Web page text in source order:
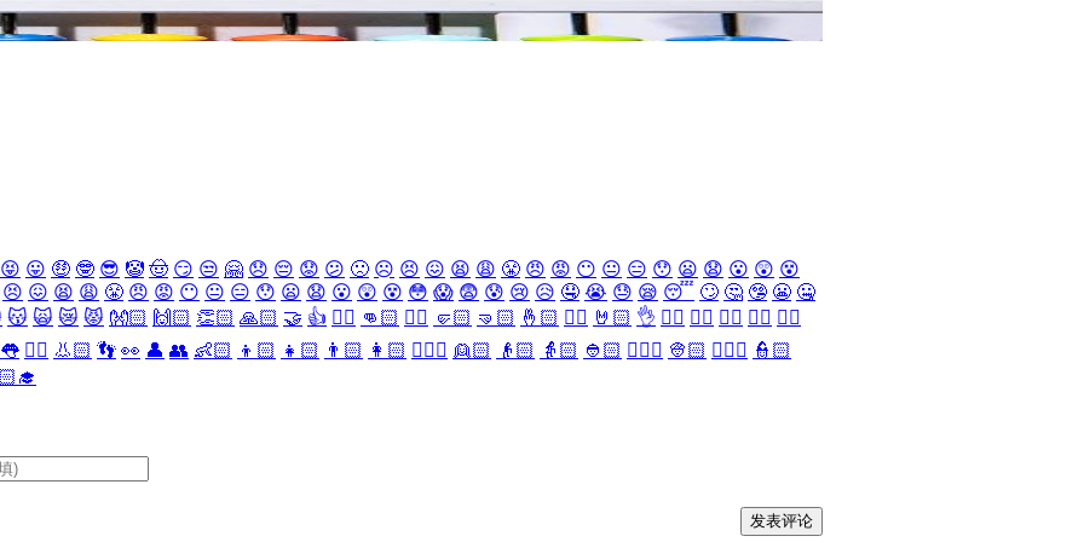
😝 😛 🤑 🤓 😎 🤡 🤠 😏 😒 🤗 😞 😔 😟 😕 🙁 ☹️ 😣 😖 😫 😩 😤 😠 😡 😶 😐 😑 😯 😦 😧 😮 😲 😵
😣 😖 😫 😩 😤 😠 😡 😶 😐 😑 😯 😦 😧 😮 😲 😵 😳 😱 😨 😰 😢 😥 🤤 😭 😓 😪 😴 🙄 🤔 🤥 😬 🤐
😽 🙀 😿 😾 👐🏻 🙌🏻 👏🏻 🙏🏻 🤝 👍 👎🏻 👊🏻 ✊🏻 🤛🏻 🤜🏻 🤞🏻 ✌🏻 🤘🏻 👌 👈🏻 👉🏻 👆🏻 👇🏻 ☝🏻
👅 👂🏻 👃🏻 👣 👀 👤 👥 👶🏻 👦🏻 👧🏻 👨🏻 👩🏻 👱🏻‍♀️ 👱🏻 👴🏻 👵🏻 👲🏻 👳🏻‍♀️ 👳🏻 👮🏻‍♀️ 👮🏻